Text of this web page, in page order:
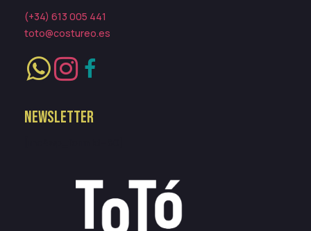
(+34) 613 005 441
toto@costureo.es
NEWSLETTER